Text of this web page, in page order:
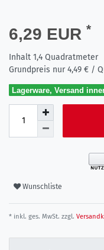
6,29 EUR *
Inhalt 1,4 Quadratmeter
Grundpreis nur4,49 € /
Lagerware, Versand
Wunschliste
* inkl. ges. MwSt. zzgl.